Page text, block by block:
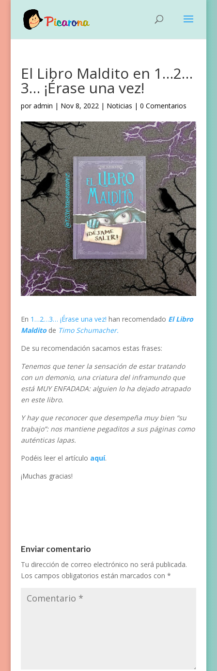
El Libro Maldito en 1…2…
3… ¡Érase una vez!
poradmin | Nov 8, 2022| Noticias | 0 Comentarios
En 1…2…3… ¡Érase una vez! han recomendado El Libro
Maldito de Timo Schumacher.
De su recomendación sacamos estas frases:
Tenemos que tener la sensación de estar tratando
con un demonio, una criatura del inframundo que
está MUY ENFADADA: alguien lo ha dejado atrapado
en este libro.
Y hay que reconocer que desempeña muy bien “su
trabajo”: nos mantiene pegaditos a sus páginas como
auténticas lapas.
Podéis leer el artículo aquí.
¡Muchas gracias!
Enviar comentario
Tu dirección de correo electrónico no será publicada.
Los campos obligatorios están marcados con *